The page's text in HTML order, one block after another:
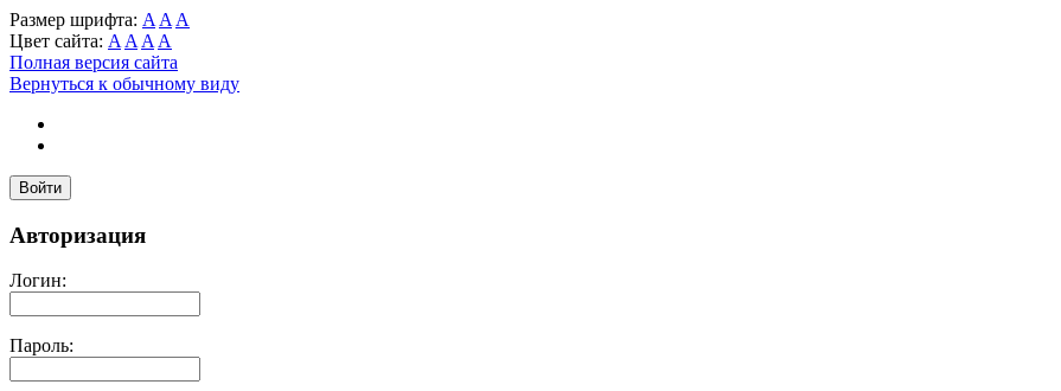
Размер шрифта: A A A
Цвет сайта: A A A A
Полная версия сайта
Вернуться к обычному виду
Войти
Авторизация
Логин:
Пароль: